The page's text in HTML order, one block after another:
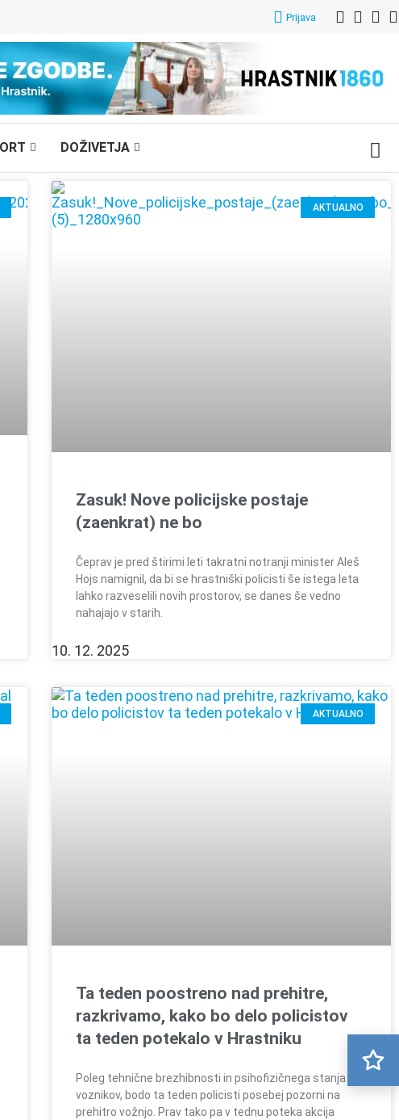
Prijava
DOŽIVETJA
AKTUALNO
Zasuk! Nove policijske postaje
(zaenkrat) ne bo
Čeprav je pred štirimi leti takratni notranji minister Aleš
Hojs namignil, da bi se hrastniški policisti še istega leta
lahko razveselili novih prostorov, se danes še vedno
nahajajo v starih.
10. 12. 2025
AKTUALNO
Ta teden poostreno nad prehitre,
razkrivamo, kako bo delo policistov
ta teden potekalo v Hrastniku
Poleg tehnične brezhibnosti in psihofizičnega stanja
voznikov, bodo ta teden policisti posebej pozorni na
prehitro vožnjo. Prav tako pa v tednu poteka akcija